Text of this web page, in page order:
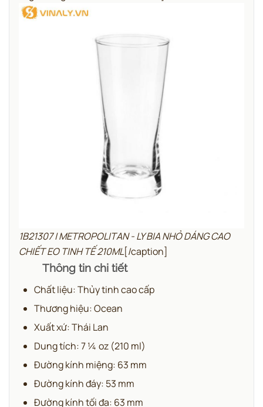
1B21307 | METROPOLITAN - LY BIA NHỎ DÁNG CAO
CHIẾT EO TINH TẾ 210ML[/caption]
Thông tin chi tiết
Chất liệu: Thủy tinh cao cấp
Thương hiệu: Ocean
Xuất xứ: Thái Lan
Dung tích: 7 ¼ oz (210 ml)
Đường kính miệng: 63 mm
Đường kính đáy: 53 mm
Đường kính tối đa: 63 mm